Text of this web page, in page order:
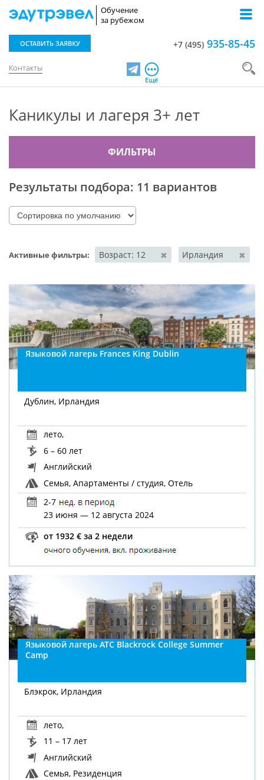
Обучение
за рубежом
Контакты
ОСТАВИТЬ ЗАЯВКУ +7 (495) 935-85-45
TelegramЕщё
Каникулы и лагеря 3+ лет
ФИЛЬТРЫ
Результаты подбора: 11 вариантов
Активные фильтры: Возраст: 12 ✖ Ирландия ✖
Языковой лагерь Frances King Dublin
Дублин, Ирландия
лето,
6 – 60 лет
Английский
Семья, Апартаменты / студия, Отель
2-7
23 июня — 12 августа 2024
от 1932 € за 2 недели
Языковой лагерь ATC Blackrock College Summer
Camp
Блэкрок, Ирландия
лето,
11 – 17 лет
Английский
Семья, Резиденция